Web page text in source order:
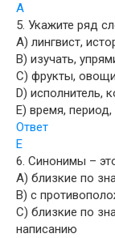
А
5. Укажите ряд
A) лингвист,
B) изучать,
C) фрукты,
D) исполнитель,
E) время, период,
Ответ
E
6. Синонимы –
A) близкие по
B) с
C) близкие по
написанию